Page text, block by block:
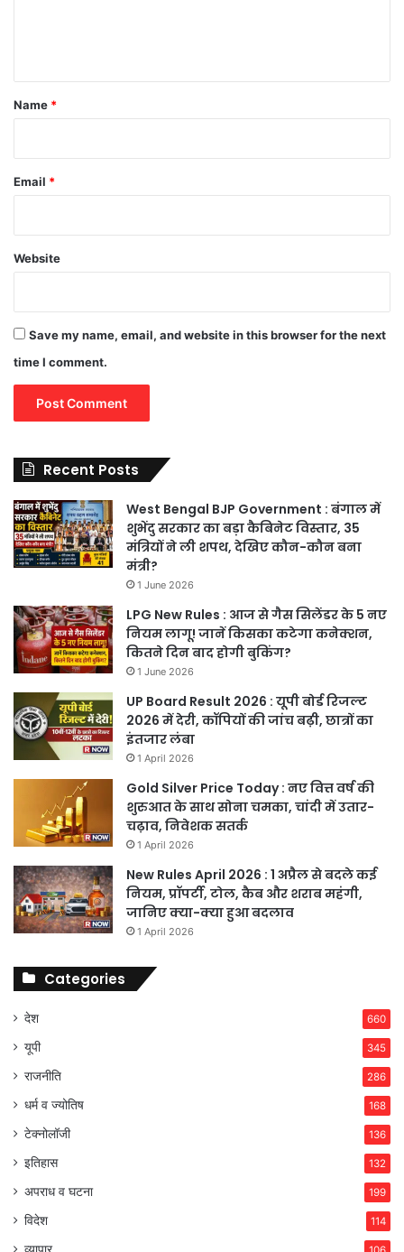
*
Name *
Email *
Website
Save my name, email, and website in this browser for the next
time I comment.
Recent Posts
West Bengal BJP Government : बंगाल में
शुभेंदु सरकार का बड़ा कैबिनेट विस्तार, 35
मंत्रियों ने ली शपथ, देखिए कौन-कौन बना
मंत्री?
1 June 2026
LPG New Rules : आज से गैस सिलेंडर के 5 नए
नियम लागू! जानें किसका कटेगा कनेक्शन,
कितने दिन बाद होगी बुकिंग?
1 June 2026
UP Board Result 2026 : यूपी बोर्ड रिजल्ट
2026 में देरी, कॉपियों की जांच बढ़ी, छात्रों का
इंतजार लंबा
1 April 2026
Gold Silver Price Today : नए वित्त वर्ष की
शुरुआत के साथ सोना चमका, चांदी में उतार-
चढ़ाव, निवेशक सतर्क
1 April 2026
New Rules April 2026 : 1 अप्रैल से बदले कई
नियम, प्रॉपर्टी, टोल, कैब और शराब महंगी,
जानिए क्या-क्या हुआ बदलाव
1 April 2026
Categories
देश 660
यूपी 345
राजनीति 286
धर्म व ज्योतिष 168
टेक्नोलॉजी 136
इतिहास 132
अपराध व घटना 199
विदेश 114
व्यापार